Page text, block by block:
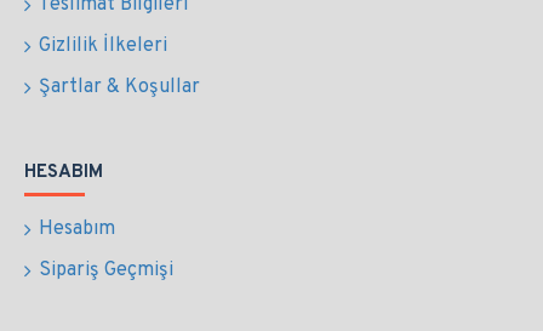
Teslimat Bilgileri
Gizlilik İlkeleri
Şartlar & Koşullar
HESABIM
Hesabım
Sipariş Geçmişi